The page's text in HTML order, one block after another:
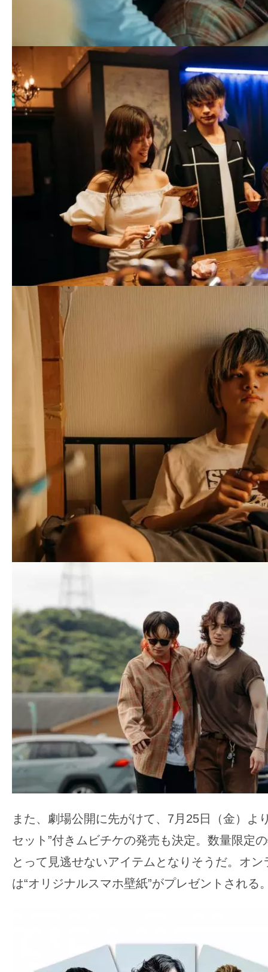
また、劇場公開に先がけて、7月25日（金）よ
セット”付きムビチケの発売も決定。数量限定
とって見逃せないアイテムとなりそうだ。オン
は“オリジナルスマホ壁紙”がプレゼントされる